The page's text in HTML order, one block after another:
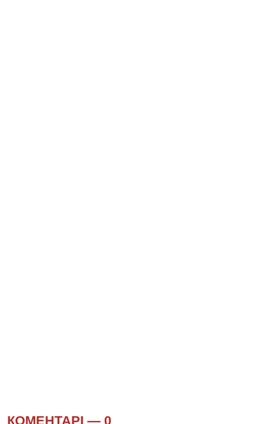
КОМЕНТАРІ — 0